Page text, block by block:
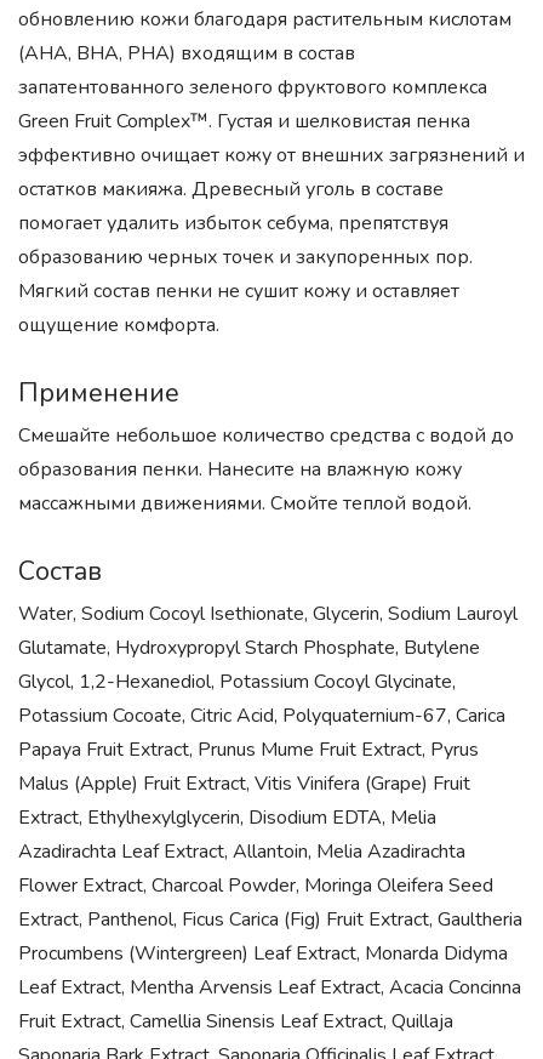
обновлению кожи благодаря растительным кислотам
(AHA, BHA, PHA) входящим в состав
запатентованного зеленого фруктового комплекса
Green Fruit Complex™. Густая и шелковистая пенка
эффективно очищает кожу от внешних загрязнений и
остатков макияжа. Древесный уголь в составе
помогает удалить избыток себума, препятствуя
образованию черных точек и закупоренных пор.
Мягкий состав пенки не сушит кожу и оставляет
ощущение комфорта.
Применение
Смешайте небольшое количество средства с водой до
образования пенки. Нанесите на влажную кожу
массажными движениями. Смойте теплой водой.
Состав
Water, Sodium Cocoyl Isethionate, Glycerin, Sodium Lauroyl
Glutamate, Hydroxypropyl Starch Phosphate, Butylene
Glycol, 1,2-Hexanediol, Potassium Cocoyl Glycinate,
Potassium Cocoate, Citric Acid, Polyquaternium-67, Carica
Papaya Fruit Extract, Prunus Mume Fruit Extract, Pyrus
Malus (Apple) Fruit Extract, Vitis Vinifera (Grape) Fruit
Extract, Ethylhexylglycerin, Disodium EDTA, Melia
Azadirachta Leaf Extract, Allantoin, Melia Azadirachta
Flower Extract, Charcoal Powder, Moringa Oleifera Seed
Extract, Panthenol, Ficus Carica (Fig) Fruit Extract, Gaultheria
Procumbens (Wintergreen) Leaf Extract, Monarda Didyma
Leaf Extract, Mentha Arvensis Leaf Extract, Acacia Concinna
Fruit Extract, Camellia Sinensis Leaf Extract, Quillaja